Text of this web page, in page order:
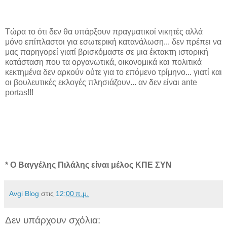
Τώρα το ότι δεν θα υπάρξουν πραγματικοί νικητές αλλά
μόνο επίπλαστοι για εσωτερική κατανάλωση... δεν πρέπει να
μας παρηγορεί γιατί βρισκόμαστε σε μια έκτακτη ιστορική
κατάσταση που τα οργανωτικά, οικονομικά και πολιτικά
κεκτημένα δεν αρκούν ούτε για το επόμενο τρίμηνο... γιατί και
οι βουλευτικές εκλογές πλησιάζουν... αν δεν είναι ante
portas!!!
* Ο Βαγγέλης Πιλάλης είναι μέλος ΚΠΕ ΣΥΝ
Avgi Blog στις 12:00 π.μ.
Δεν υπάρχουν σχόλια: